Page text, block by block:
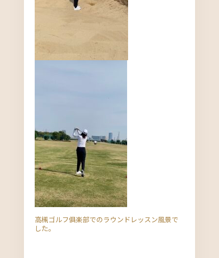
高槻ゴルフ俱楽部でのラウンドレッスン風景で
した。